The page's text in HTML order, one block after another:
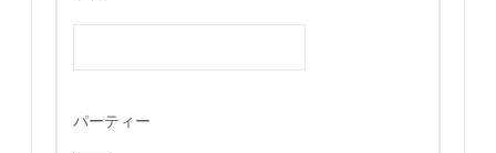
パーティー